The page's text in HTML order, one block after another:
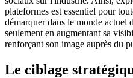
plateformes est essentiel pour
démarquer dans le monde actuel
seulement en augmentant sa
renforçant son image auprès du
Le ciblage